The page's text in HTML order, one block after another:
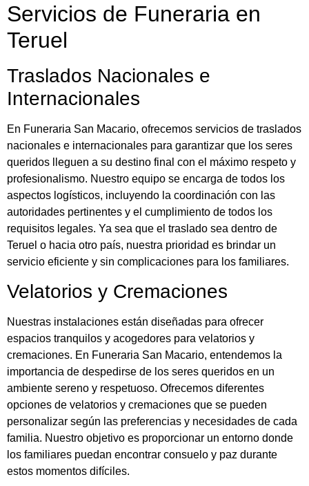
Servicios de Funeraria en
Teruel
Traslados Nacionales e
Internacionales
En Funeraria San Macario, ofrecemos servicios de traslados
nacionales e internacionales para garantizar que los seres
queridos lleguen a su destino final con el máximo respeto y
profesionalismo. Nuestro equipo se encarga de todos los
aspectos logísticos, incluyendo la coordinación con las
autoridades pertinentes y el cumplimiento de todos los
requisitos legales. Ya sea que el traslado sea dentro de
Teruel o hacia otro país, nuestra prioridad es brindar un
servicio eficiente y sin complicaciones para los familiares.
Velatorios y Cremaciones
Nuestras instalaciones están diseñadas para ofrecer
espacios tranquilos y acogedores para velatorios y
cremaciones. En Funeraria San Macario, entendemos la
importancia de despedirse de los seres queridos en un
ambiente sereno y respetuoso. Ofrecemos diferentes
opciones de velatorios y cremaciones que se pueden
personalizar según las preferencias y necesidades de cada
familia. Nuestro objetivo es proporcionar un entorno donde
los familiares puedan encontrar consuelo y paz durante
estos momentos difíciles.